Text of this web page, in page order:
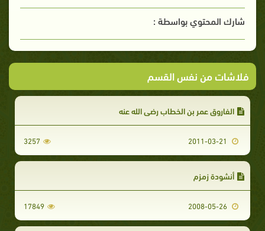
شارك المحتوي بواسطة :
فلاشات من نفس القسم
الفاروق عمر بن الخطاب رضي الله عنه
3257
أنشودة زمزم
17849